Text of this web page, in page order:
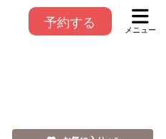
予約する メニュー